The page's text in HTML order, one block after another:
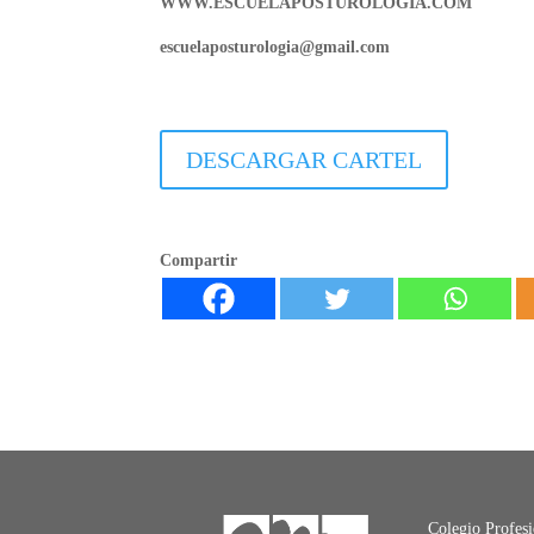
escuelaposturologia@gmail.com
DESCARGAR CARTEL
Compartir
Colegio